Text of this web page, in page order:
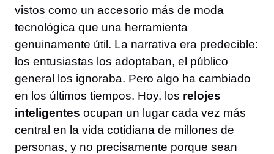
vistos como un accesorio más de moda
tecnológica que una herramienta
genuinamente útil. La narrativa era predecible:
los entusiastas los adoptaban, el público
general los ignoraba. Pero algo ha cambiado
en los últimos tiempos. Hoy, los relojes
inteligentes ocupan un lugar cada vez más
central en la vida cotidiana de millones de
personas, y no precisamente porque sean